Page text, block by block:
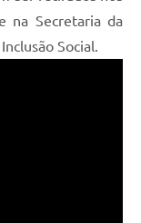
na Secretaria da
Social.